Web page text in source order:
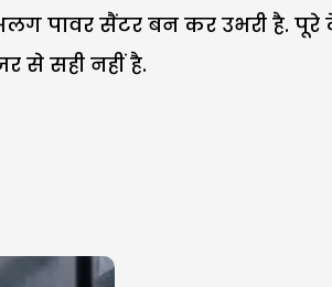
पावर सैंटर बन कर उभरी है. पूरे
से सही नहीं है.